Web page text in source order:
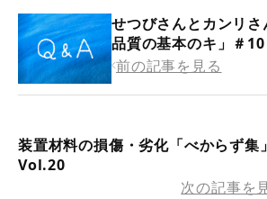
せつびさんとカンリさ
品質の基本のキ」＃
るための基本～その8
前の記事を見る
装置材料の損傷・劣化「べからず集」
Vol.20
次の記事を